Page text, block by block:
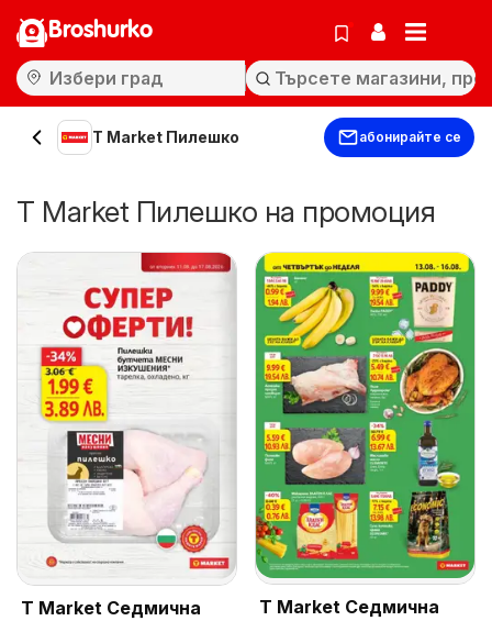
Broshurko
T Market Пилешко абонирайте се
T Market Пилешко на промоция
T Market Седмична
T Market Седмична